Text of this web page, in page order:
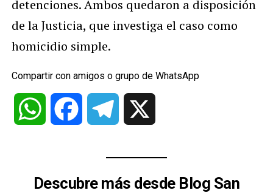
detenciones. Ambos quedaron a disposición
de la Justicia, que investiga el caso como
homicidio simple.
Compartir con amigos o grupo de WhatsApp
WhatsApp Facebook Telegram
Descubre más desde Blog San